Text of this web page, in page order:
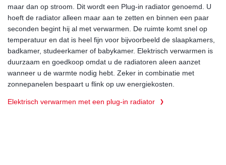
maar dan op stroom. Dit wordt een Plug-in radiator genoemd. U
hoeft de radiator alleen maar aan te zetten en binnen een paar
seconden begint hij al met verwarmen. De ruimte komt snel op
temperatuur en dat is heel fijn voor bijvoorbeeld de slaapkamers,
badkamer, studeerkamer of babykamer. Elektrisch verwarmen is
duurzaam en goedkoop omdat u de radiatoren aleen aanzet
wanneer u de warmte nodig hebt. Zeker in combinatie met
zonnepanelen bespaart u flink op uw energiekosten.
Elektrisch verwarmen met een plug-in radiator